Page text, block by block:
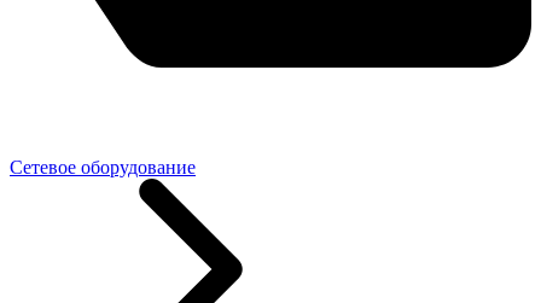
Сетевое оборудование